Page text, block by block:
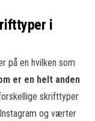
i
på en hvilken som
er en helt anden
skrifttyper
og værter